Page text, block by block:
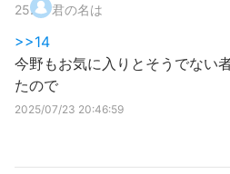
25. 君の名は
>>14
今野もお気に入りとそうでない
たので
2025/07/23 20:46:59